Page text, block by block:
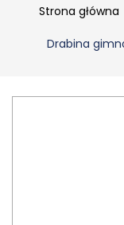
Strona główna
Drabina